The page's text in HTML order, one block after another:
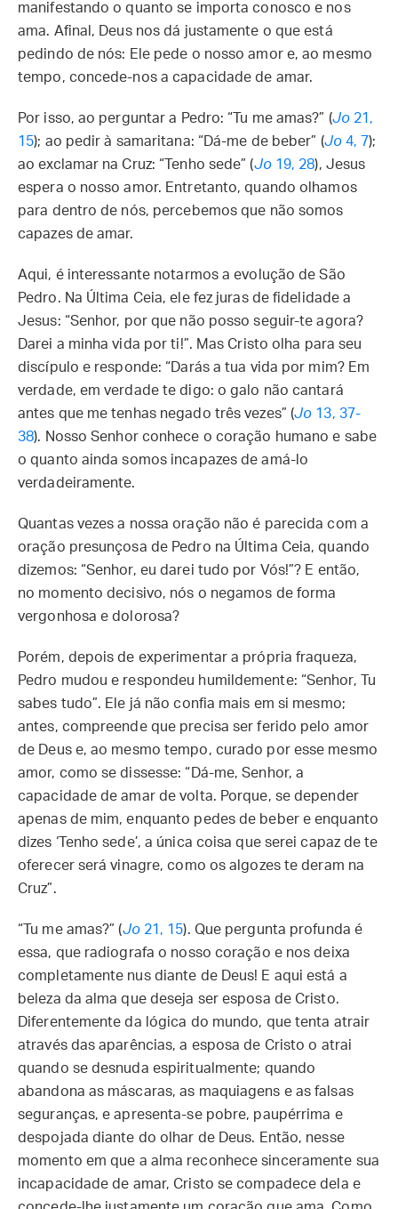
manifestando o quanto se importa conosco e nos
ama. Afinal, Deus nos dá justamente o que está
pedindo de nós: Ele pede o nosso amor e, ao mesmo
tempo, concede-nos a capacidade de amar.
Por isso, ao perguntar a Pedro: “Tu me amas?” (Jo21,
15); ao pedir à samaritana: “Dá-me de beber” (Jo4, 7);
ao exclamar na Cruz: “Tenho sede” (Jo19, 28), Jesus
espera o nosso amor. Entretanto, quando olhamos
para dentro de nós, percebemos que não somos
capazes de amar.
Aqui, é interessante notarmos a evolução de São
Pedro. Na Última Ceia, ele fez juras de fidelidade a
Jesus: “Senhor, por que não posso seguir-te agora?
Darei a minha vida por ti!”. Mas Cristo olha para seu
discípulo e responde: “Darás a tua vida por mim? Em
verdade, em verdade te digo: o galo não cantará
antes que me tenhas negado três vezes” (Jo 13, 37-
38). Nosso Senhor conhece o coração humano e sabe
o quanto ainda somos incapazes de amá-lo
verdadeiramente.
Quantas vezes a nossa oração não é parecida com a
oração presunçosa de Pedro na Última Ceia, quando
dizemos: “Senhor, eu darei tudo por Vós!”? E então,
no momento decisivo, nós o negamos de forma
vergonhosa e dolorosa?
Porém, depois de experimentar a própria fraqueza,
Pedro mudou e respondeu humildemente: “Senhor, Tu
sabes tudo”. Ele já não confia mais em si mesmo;
antes, compreende que precisa ser ferido pelo amor
de Deus e, ao mesmo tempo, curado por esse mesmo
amor, como se dissesse: “Dá-me, Senhor, a
capacidade de amar de volta. Porque, se depender
apenas de mim, enquanto pedes de beber e enquanto
dizes ‘Tenho sede’, a única coisa que serei capaz de te
oferecer será vinagre, como os algozes te deram na
Cruz”.
“Tu me amas?” (Jo21, 15). Que pergunta profunda é
essa, que radiografa o nosso coração e nos deixa
completamente nus diante de Deus! E aqui está a
beleza da alma que deseja ser esposa de Cristo.
Diferentemente da lógica do mundo, que tenta atrair
através das aparências, a esposa de Cristo o atrai
quando se desnuda espiritualmente; quando
abandona as máscaras, as maquiagens e as falsas
seguranças, e apresenta-se pobre, paupérrima e
despojada diante do olhar de Deus. Então, nesse
momento em que a alma reconhece sinceramente sua
incapacidade de amar, Cristo se compadece dela e